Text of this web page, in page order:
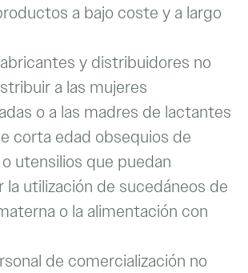
a bajo coste y a largo
y distribuidores no
a las mujeres
o a las madres de lactantes
corta edad obsequios de
utensilios que puedan
utilización de sucedáneos de
o la alimentación con
de comercialización no